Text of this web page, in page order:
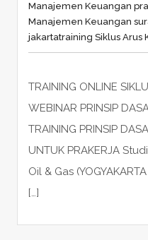
Manajemen Keuangan
Manajemen Keuangan
jakartatraining Siklus Arus
TRAINING ONLINE
WEBINAR PRINSIP
TRAINING PRINSIP
UNTUK PRAKERJA
Oil & Gas
[…]